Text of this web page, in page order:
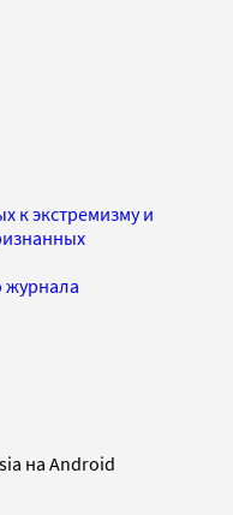
к экстремизму и
журнала
на Android